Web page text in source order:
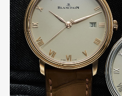
ProductCulture
Pen Membership
Official Columnist
Contact